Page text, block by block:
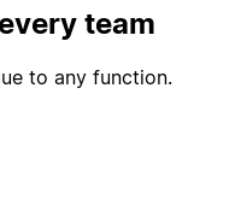
team
to any function.